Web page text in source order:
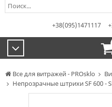
Все для витражей - PROsklo
Непрозрачные штрихи SF 600 -
+38(095)1471117